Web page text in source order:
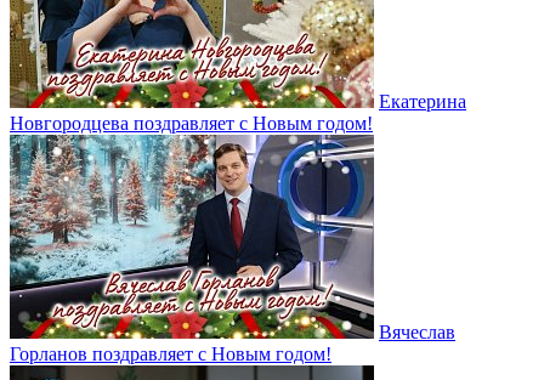
Екатерина
Новгородцева поздравляет с Новым годом!
Вячеслав
Горланов поздравляет с Новым годом!